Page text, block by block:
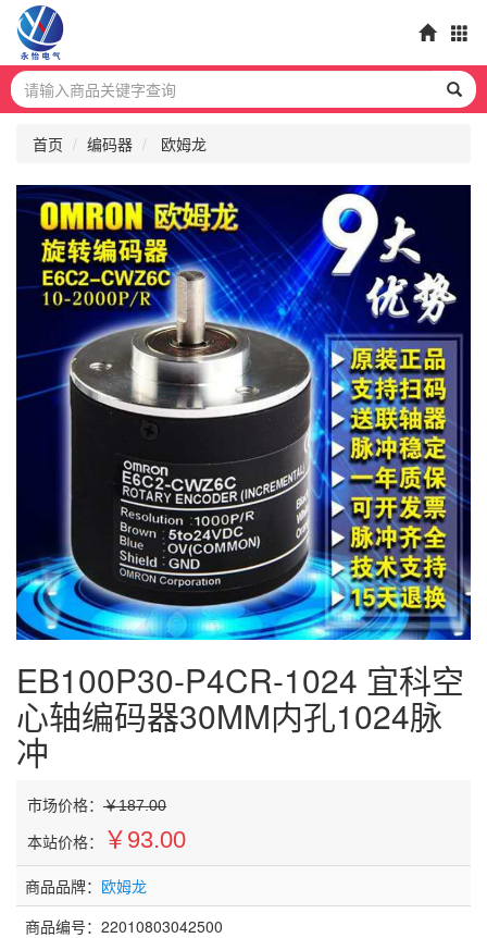
首页 编码器 欧姆龙
EB100P30-P4CR-1024 宜科空
心轴编码器30MM内孔1024脉
冲
市场价格： ￥187.00
本站价格： ￥93.00
商品品牌： 欧姆龙
商品编号：22010803042500